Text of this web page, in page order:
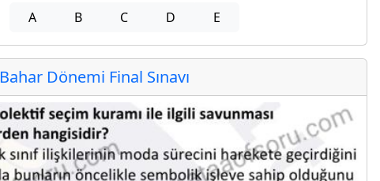
A B C D E
Dönemi Final Sınavı